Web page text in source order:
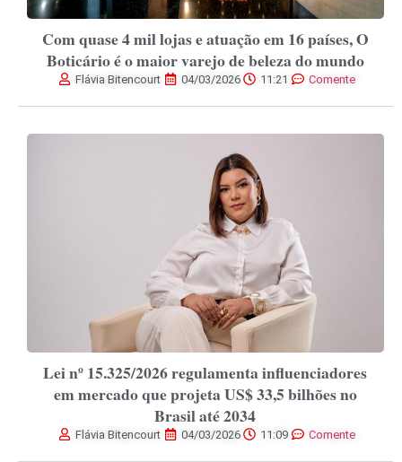
Com quase 4 mil lojas e atuação em 16 países, O
Boticário é o maior varejo de beleza do mundo
Flávia Bitencourt 04/03/2026 11:21 Comente
Lei nº 15.325/2026 regulamenta influenciadores
em mercado que projeta US$ 33,5 bilhões no
Brasil até 2034
Flávia Bitencourt 04/03/2026 11:09 Comente